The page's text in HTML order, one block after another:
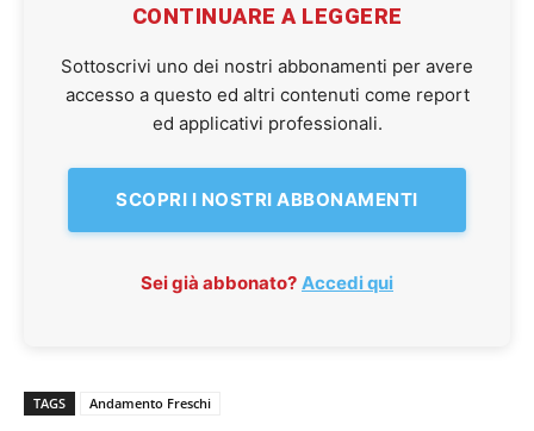
CONTINUARE A LEGGERE
Sottoscrivi uno dei nostri abbonamenti per avere
accesso a questo ed altri contenuti come report
ed applicativi professionali.
SCOPRI I NOSTRI ABBONAMENTI
Sei già abbonato? Accedi qui
TAGS Andamento Freschi